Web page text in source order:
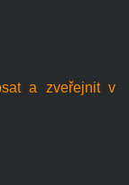
a zveřejnit v